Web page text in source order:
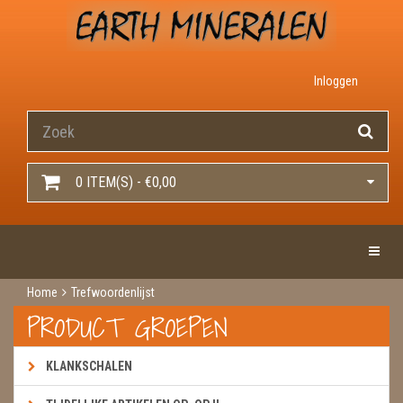
Inloggen
0 ITEM(S) - €0,00
Home Trefwoordenlijst
PRODUCT GROEPEN
KLANKSCHALEN